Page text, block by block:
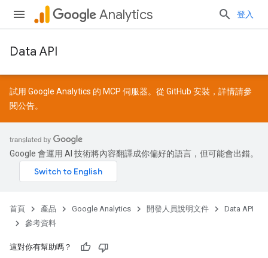
Analytics 登入
Data API
試用 Google Analytics 的 MCP 伺服器。從 GitHub 安裝，詳情請參
閱公告。
Google 會運用 AI 技術將內容翻譯成你偏好的語言，但可能會出錯。
首頁 產品 Google Analytics 開發人員說明文件
Data API
參考資料
這對你有幫助嗎？